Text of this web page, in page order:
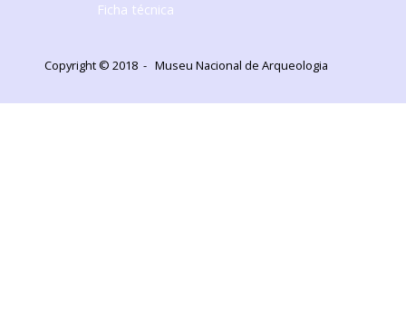
Ficha técnica
Copyright © 2018 - Museu Nacional de Arqueologia